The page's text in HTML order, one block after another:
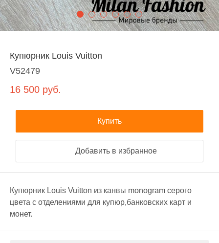
Купюрник Louis Vuitton
V52479
16 500 руб.
Купить
Добавить в избранное
Купюрник Louis Vuitton из канвы monogram серого
цвета с отделениями для купюр,банковских карт и
монет.